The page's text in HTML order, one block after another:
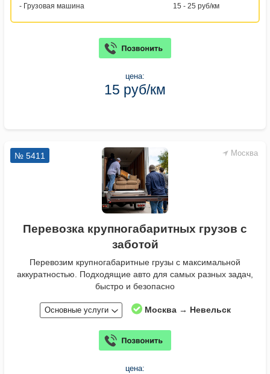
- Грузовая машина 15 - 25 руб/км
цена:
15 руб/км
Москва
№ 5411
Перевозка крупногабаритных грузов с
заботой
Перевозим крупногабаритные грузы с максимальной
аккуратностью. Подходящие авто для самых разных задач,
быстро и безопасно
Основные услуги Москва → Невельск
цена: